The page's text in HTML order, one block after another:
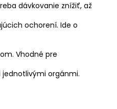
dávkovanie znížiť, až
ochorení. Ide o
Vhodné pre
orgánmi.